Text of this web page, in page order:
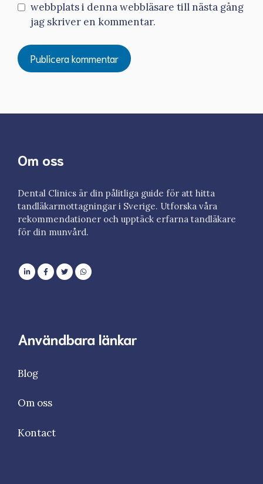
webbplats i denna webbläsare till nästa gång
jag skriver en kommentar.
Om oss
Dental Clinics är din pålitliga guide för att hitta
tandläkarmottagningar i Sverige. Utforska våra
rekommendationer och upptäck erfarna tandläkare
för din munvård.
Användbara länkar
Blog
Om oss
Kontact